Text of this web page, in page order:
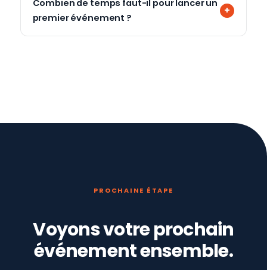
Combien de temps faut-il pour lancer un
premier événement ?
PROCHAINE ÉTAPE
Voyons votre prochain
événement ensemble.